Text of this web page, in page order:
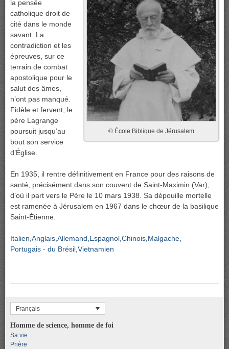
© École Biblique de Jérusalem
la pensée
catholique droit de
cité dans le monde
savant. La
contradiction et les
épreuves, sur ce
terrain de combat
apostolique pour le
salut des âmes,
n’ont pas manqué.
Fidèle et fervent, le
père Lagrange
poursuit jusqu’au
bout son service
d’Église.
En 1935, il rentre définitivement en France pour des raisons de
santé, précisément dans son couvent de Saint-Maximin (Var),
d’où il part vers le Père le 10 mars 1938. Sa dépouille mortelle
est ramenée à Jérusalem en 1967 dans le chœur de la basilique
Saint-Étienne.
Italien Anglais Allemand Espagnol Chinois Malgache
Portugais - du Brésil Vietnamien
Français
Homme de science, homme de foi
Sa vie
Prière